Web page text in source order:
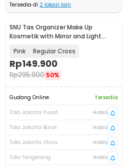
Tersedia di 2 lokasi lain
SNU Tas Organizer Make Up
Kosmetik with Mirror and Light
Pink Regular Cross
Rp149.900
Rp295.900 50%
Gudang Online
Tersedia
Toko Jakarta Pusat
Habis
Toko Jakarta Barat
Habis
Toko Jakarta Utara
Habis
Toko Tangerang
Habis